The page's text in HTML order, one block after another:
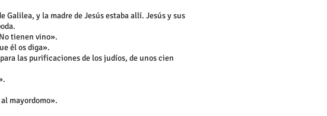
Galilea, y la madre de Jesús estaba allí. Jesús y sus
tienen vino».
él os diga».
las purificaciones de los judíos, de unos cien
mayordomo».